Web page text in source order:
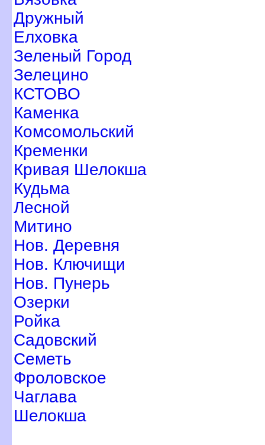
Дружный
Елховка
Зеленый Город
Зелецино
КСТОВО
Каменка
Комсомольский
Кременки
Кривая Шелокша
Кудьма
Лесной
Митино
Нов. Деревня
Нов. Ключищи
Нов. Пунерь
Озерки
Ройка
Садовский
Семеть
Фроловское
Чаглава
Шелокша